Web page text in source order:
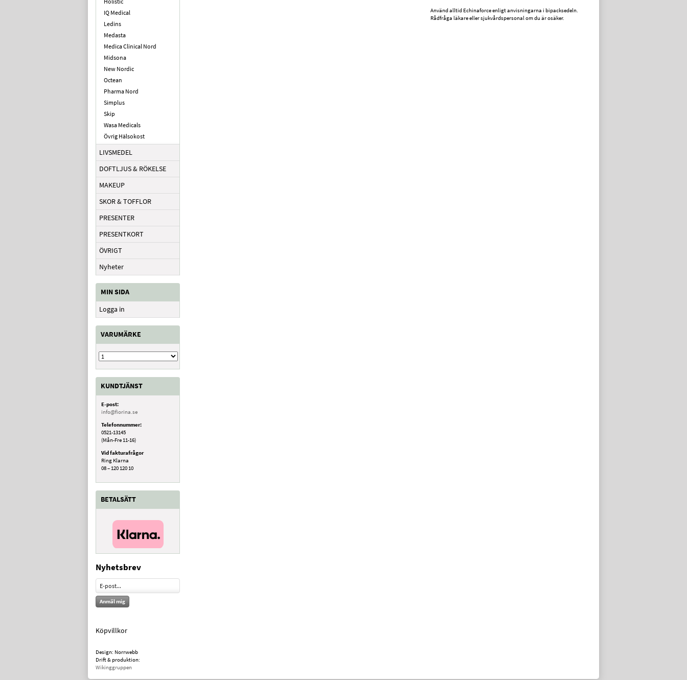
IQ Medical
Ledins
Medasta
Medica Clinical Nord
Midsona
New Nordic
Octean
Pharma Nord
Simplus
Skip
Wasa Medicals
Övrig Hälsokost
LIVSMEDEL
DOFTLJUS & RÖKELSE
MAKEUP
SKOR & TOFFLOR
PRESENTER
PRESENTKORT
ÖVRIGT
Nyheter
MIN SIDA
Logga in
VARUMÄRKE
KUNDTJÄNST
E-post:
info@fiorina.se
Telefonnummer:
0521-13145
(Mån-Fre 11-16)
Vid fakturafrågor
Ring Klarna
08 – 120 120 10
BETALSÄTT
Nyhetsbrev
Anmäl mig
Köpvillkor
Design: Norrwebb
Drift & produktion:
Wikinggruppen
Använd alltid Echinaforce enligt anvisningarna i bipacksedeln.
Rådfråga läkare eller sjukvårdspersonal om du är osäker.